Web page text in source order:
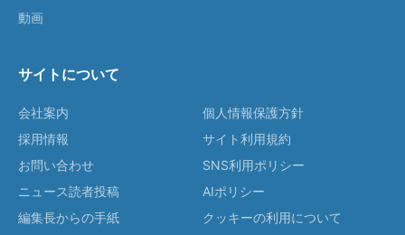
動画
サイトについて
会社案内
採用情報
お問い合わせ
ニュース読者投稿
編集長からの手紙
個人情報保護方針
サイト利用規約
SNS利用ポリシー
AIポリシー
クッキーの利用について